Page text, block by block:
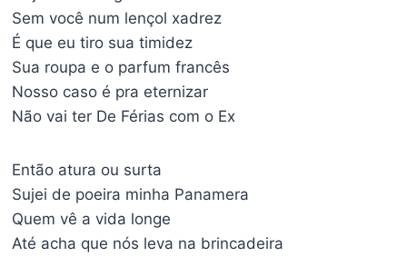
Sem você num lençol xadrez
É que eu tiro sua timidez
Sua roupa e o parfum francês
Nosso caso é pra eternizar
Não vai ter De Férias com o Ex
Então atura ou surta
Sujei de poeira minha Panamera
Quem vê a vida longe
Até acha que nós leva na brincadeira